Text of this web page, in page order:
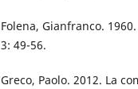
Folena, Gianfranco.
3: 49-56.
Greco, Paolo. 2012. La